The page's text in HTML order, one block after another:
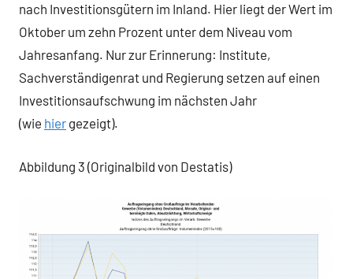
nach Investitionsgütern im Inland. Hier liegt der Wert im
Oktober um zehn Prozent unter dem Niveau vom
Jahresanfang. Nur zur Erinnerung: Institute,
Sachverständigenrat und Regierung setzen auf einen
Investitionsaufschwung im nächsten Jahr
(wie hier gezeigt).
Abbildung 3 (Originalbild von Destatis)